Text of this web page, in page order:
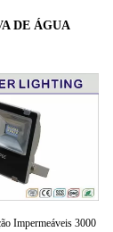
DE ÁGUA
Impermeáveis 3000